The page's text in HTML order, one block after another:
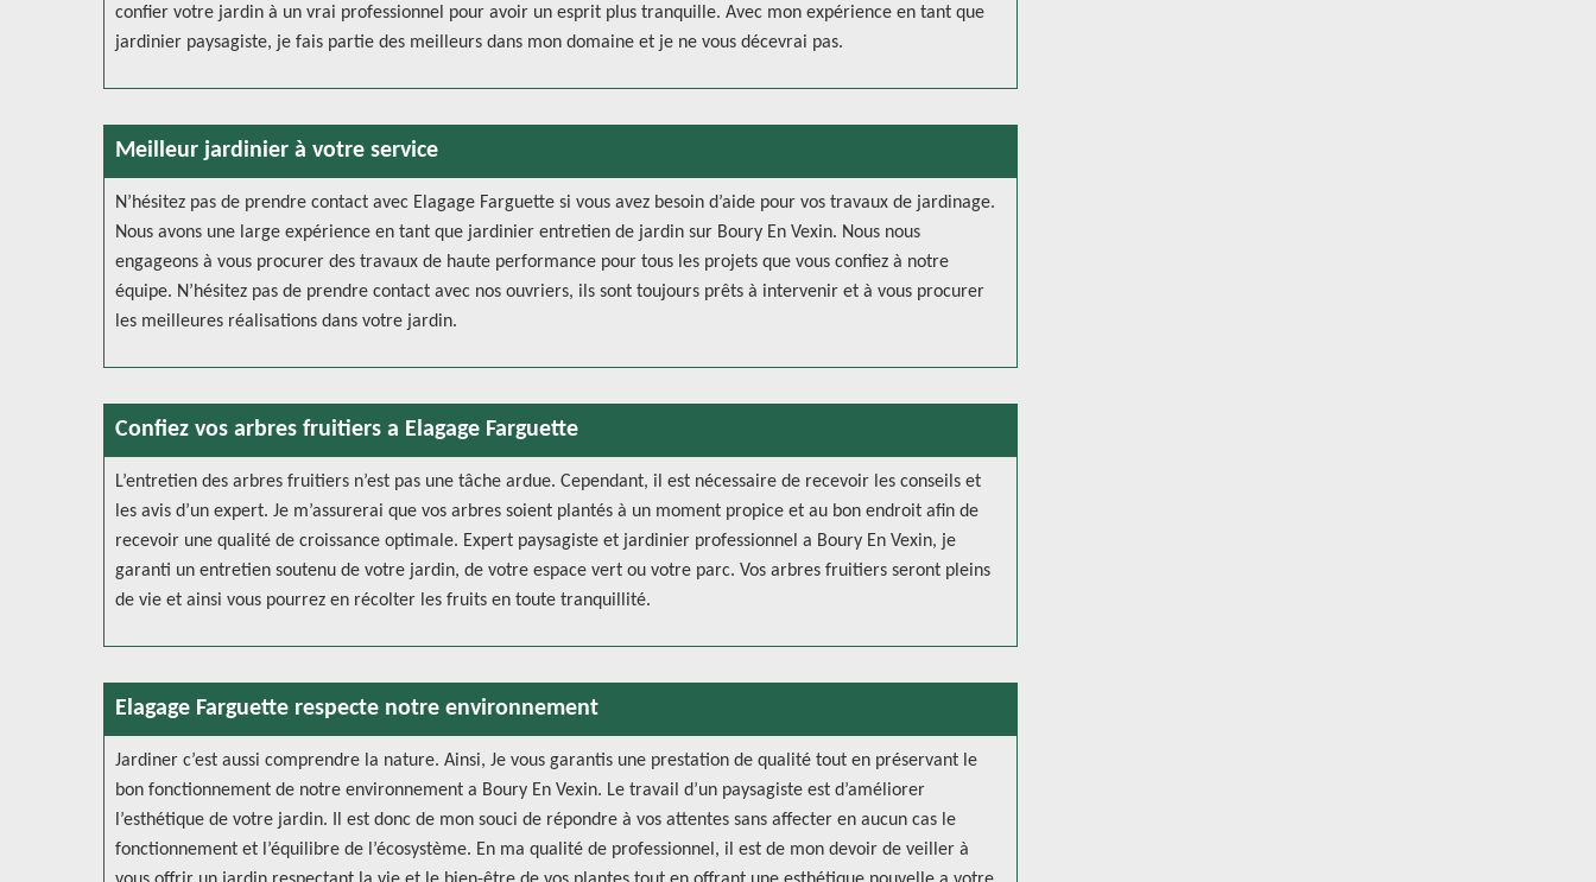
confier votre jardin à un vrai professionnel pour avoir un esprit plus tranquille. Avec mon expérience en tant que
jardinier paysagiste, je fais partie des meilleurs dans mon domaine et je ne vous décevrai pas.
Meilleur jardinier à votre service
N’hésitez pas de prendre contact avec Elagage Farguette si vous avez besoin d’aide pour vos travaux de jardinage.
Nous avons une large expérience en tant que jardinier entretien de jardin sur Boury En Vexin. Nous nous
engageons à vous procurer des travaux de haute performance pour tous les projets que vous confiez à notre
équipe. N’hésitez pas de prendre contact avec nos ouvriers, ils sont toujours prêts à intervenir et à vous procurer
les meilleures réalisations dans votre jardin.
Confiez vos arbres fruitiers a Elagage Farguette
L’entretien des arbres fruitiers n’est pas une tâche ardue. Cependant, il est nécessaire de recevoir les conseils et
les avis d’un expert. Je m’assurerai que vos arbres soient plantés à un moment propice et au bon endroit afin de
recevoir une qualité de croissance optimale. Expert paysagiste et jardinier professionnel a Boury En Vexin, je
garanti un entretien soutenu de votre jardin, de votre espace vert ou votre parc. Vos arbres fruitiers seront pleins
de vie et ainsi vous pourrez en récolter les fruits en toute tranquillité.
Elagage Farguette respecte notre environnement
Jardiner c’est aussi comprendre la nature. Ainsi, Je vous garantis une prestation de qualité tout en préservant le
bon fonctionnement de notre environnement a Boury En Vexin. Le travail d’un paysagiste est d’améliorer
l’esthétique de votre jardin. Il est donc de mon souci de répondre à vos attentes sans affecter en aucun cas le
fonctionnement et l’équilibre de l’écosystème. En ma qualité de professionnel, il est de mon devoir de veiller à